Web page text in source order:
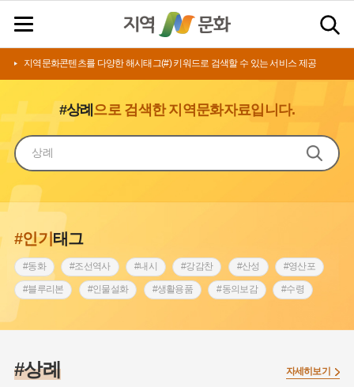
지역문화콘텐츠를 다양한 해시태그(#) 키워드로 검색할 수 있는 서비스 제공
#상례 으로 검색한 지역문화자료입니다.
#인기태그
#동화 #조선역사 #내시 #강감찬 #산성 #영산포
#블루리본 #인물설화 #생활용품 #동의보감 #수령
#염전 #의병활동
#상례 자세히보기